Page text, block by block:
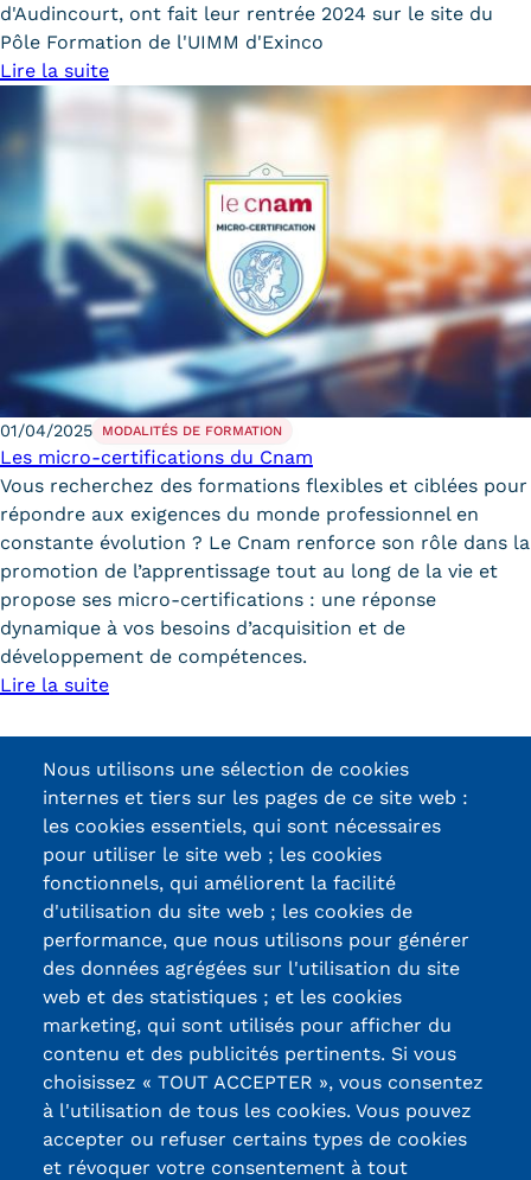
d'Audincourt, ont fait leur rentrée 2024 sur le site du
Pôle Formation de l'UIMM d'Exinco
Lire la suite
01/04/2025 MODALITÉS DE FORMATION
Les micro-certifications du Cnam
Vous recherchez des formations flexibles et ciblées pour
répondre aux exigences du monde professionnel en
constante évolution ? Le Cnam renforce son rôle dans la
promotion de l’apprentissage tout au long de la vie et
propose ses micro-certifications : une réponse
dynamique à vos besoins d’acquisition et de
développement de compétences.
Lire la suite
Pagination
Page Page
2
Page
suivante
Suivant ›
Dernière
page
Dernier »
13, Rue Ernest
Thierry-Mieg
90010 BELFORT
Certifications /
Labels qualité
Nous utilisons une sélection de cookies
internes et tiers sur les pages de ce site web :
les cookies essentiels, qui sont nécessaires
pour utiliser le site web ; les cookies
fonctionnels, qui améliorent la facilité
d'utilisation du site web ; les cookies de
performance, que nous utilisons pour générer
des données agrégées sur l'utilisation du site
web et des statistiques ; et les cookies
marketing, qui sont utilisés pour afficher du
contenu et des publicités pertinents. Si vous
choisissez « TOUT ACCEPTER », vous consentez
à l'utilisation de tous les cookies. Vous pouvez
accepter ou refuser certains types de cookies
et révoquer votre consentement à tout